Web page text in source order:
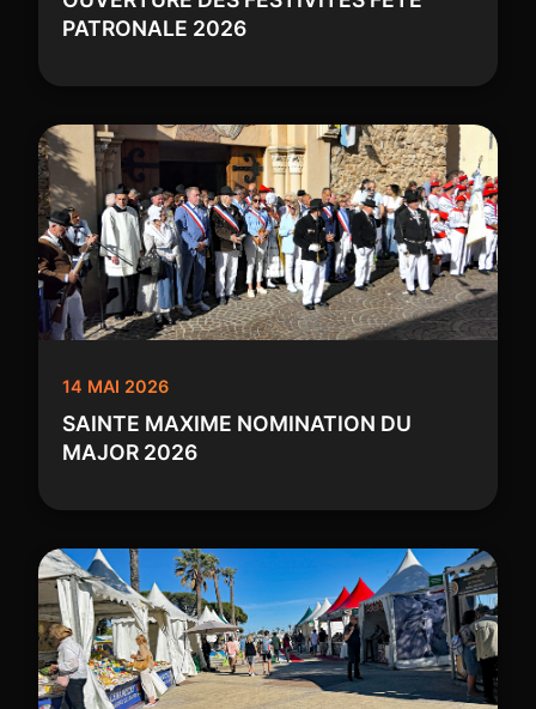
PATRONALE 2026
14 MAI 2026
SAINTE MAXIME NOMINATION DU
MAJOR 2026